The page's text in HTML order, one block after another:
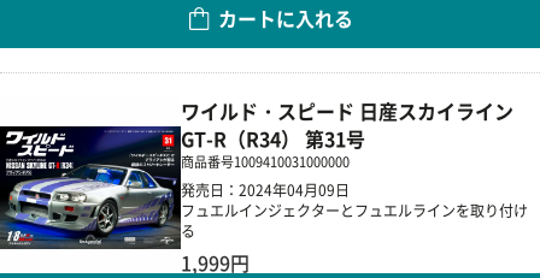
カートに入れる
ワイルド・スピード 日産スカイライン
GT-R（R34） 第31号
商品番号1009410031000000
発売日：2024年04月09日
フュエルインジェクターとフュエルラインを取り付け
る
1,999円